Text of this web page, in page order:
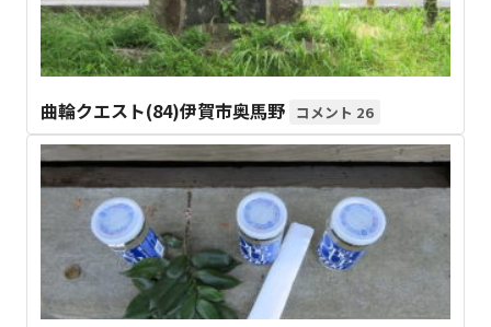
曲輪クエスト(84)伊賀市奥馬野 26